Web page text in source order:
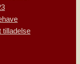
tilladelse